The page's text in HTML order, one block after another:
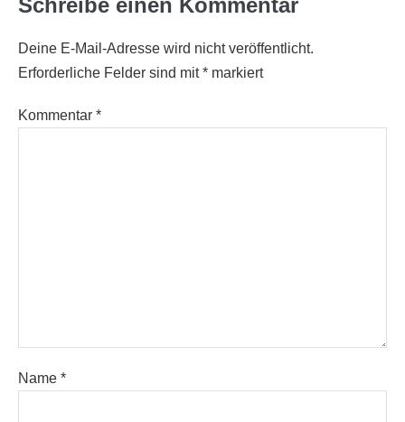
Schreibe einen Kommentar
Deine E-Mail-Adresse wird nicht veröffentlicht.
Erforderliche Felder sind mit* markiert
Kommentar *
Name *